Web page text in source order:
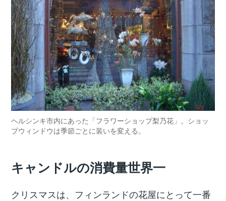
ヘルシンキ市内にあった「フラワーショップ梨乃花」。ショッ
プウィンドウは季節ごとに装いを変える。
キャンドルの消費量世界一
クリスマスは、フィンランドの花屋にとって一番